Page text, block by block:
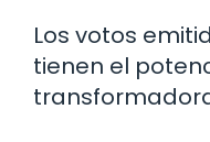
Los votos
tienen el